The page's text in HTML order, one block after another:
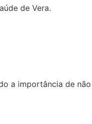
de Vera.
a importância de não